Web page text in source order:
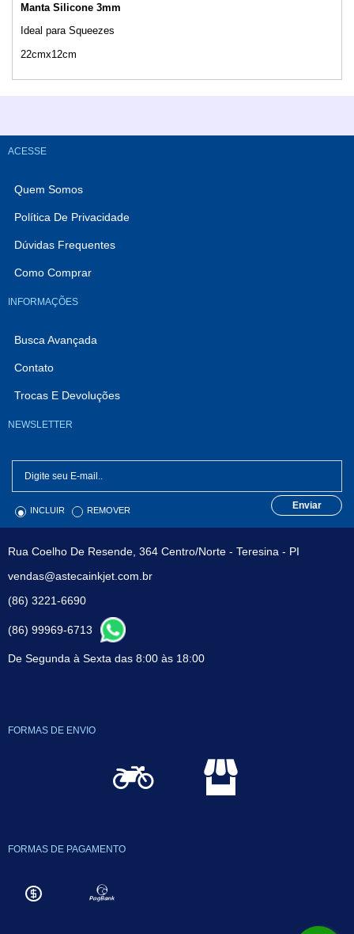
Manta Silicone 3mm
Ideal para Squeezes
22cmx12cm
ACESSE
Quem Somos
Política De Privacidade
Dúvidas Frequentes
Como Comprar
INFORMAÇÕES
Busca Avançada
Contato
Trocas E Devoluções
NEWSLETTER
INCLUIR REMOVER Enviar
Rua Coelho De Resende, 364 Centro/Norte - Teresina - PI
vendas@astecainkjet.com.br
(86) 3221-6690
(86) 99969-6713
De Segunda à Sexta das 8:00 às 18:00
FORMAS DE ENVIO
FORMAS DE PAGAMENTO